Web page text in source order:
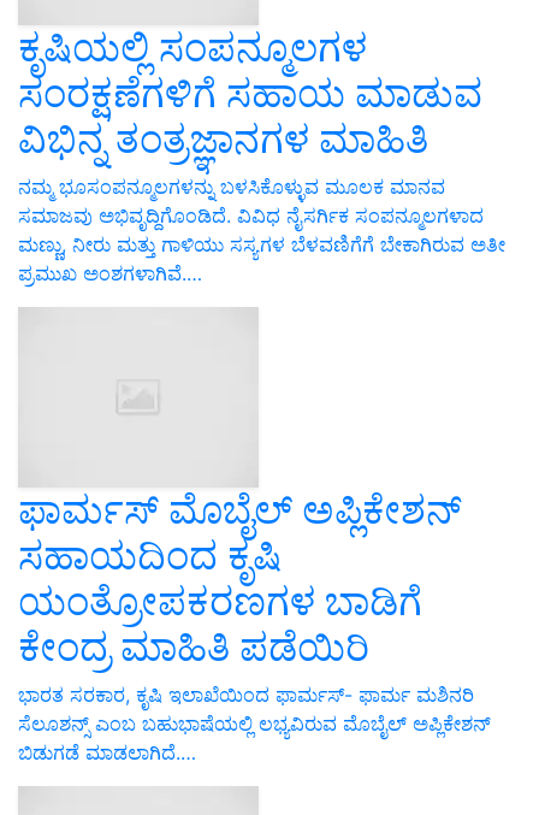
ಕೃಷಿಯಲ್ಲಿ ಸಂಪನ್ಮೂಲಗಳ
ಸಂರಕ್ಷಣೆಗಳಿಗೆ ಸಹಾಯ ಮಾಡುವ
ವಿಭಿನ್ನ ತಂತ್ರಜ್ಞಾನಗಳ ಮಾಹಿತಿ
ನಮ್ಮ ಭೂಸಂಪನ್ಮೂಲಗಳನ್ನು ಬಳಸಿಕೊಳ್ಳುವ ಮೂಲಕ ಮಾನವ
ಸಮಾಜವು ಅಭಿವೃದ್ದಿಗೊಂಡಿದೆ. ವಿವಿಧ ನೈಸರ್ಗಿಕ ಸಂಪನ್ಮೂಲಗಳಾದ
ಮಣ್ಣು, ನೀರು ಮತ್ತು ಗಾಳಿಯು ಸಸ್ಯಗಳ ಬೆಳವಣಿಗೆಗೆ ಬೇಕಾಗಿರುವ ಅತೀ
ಪ್ರಮುಖ ಅಂಶಗಳಾಗಿವೆ.…
ಫಾರ್ಮಸ್ ಮೊಬೈಲ್ ಅಪ್ಲಿಕೇಶನ್
ಸಹಾಯದಿಂದ ಕೃಷಿ
ಯಂತ್ರೋಪಕರಣಗಳ ಬಾಡಿಗೆ
ಕೇಂದ್ರ ಮಾಹಿತಿ ಪಡೆಯಿರಿ
ಭಾರತ ಸರಕಾರ, ಕೃಷಿ ಇಲಾಖೆಯಿಂದ ಫಾರ್ಮಸ್- ಫಾರ್ಮ ಮಶಿನರಿ
ಸೆಲೂಶನ್ಸ್ ಎಂಬ ಬಹುಭಾಷೆಯಲ್ಲಿ ಲಭ್ಯವಿರುವ ಮೊಬೈಲ್ ಅಪ್ಲಿಕೇಶನ್
ಬಿಡುಗಡೆ ಮಾಡಲಾಗಿದೆ.…